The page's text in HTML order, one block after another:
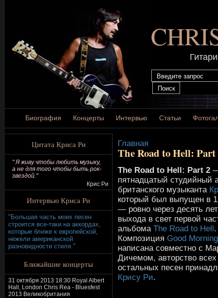
Биография Концерты Интервью Статьи
Цитата Криса Ри
" Я живу чтобы любить музыку,
а не для того чтобы быть рок-
звездой."
Крис Ри
Интервью Криса Ри
"Большая часть моих песен
строится все-таки на аккордах,
которые ближе к европейской,
нежели американской
разновидности стиля."
Ближайшие концерты
31 октября 2013 18:30 Royal Albert
Hall, London Chris Rea - Bluesfest
2013 Великобритания
Главная
The Road to Hell: Part
The Road to Hell: Part 2
пятнадцатый студийный
британского музыканта
который был выпущен в
— ровно через десять
выхода в свет первой
альбома The Road to Hell.
Композиция Good Morning
написана совместно с
Дичемом, авторство всех
остальных песен
Крису Ри.